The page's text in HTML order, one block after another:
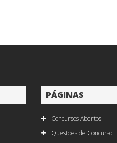
PÁGINAS
Concursos Abertos
Questões de Concurso